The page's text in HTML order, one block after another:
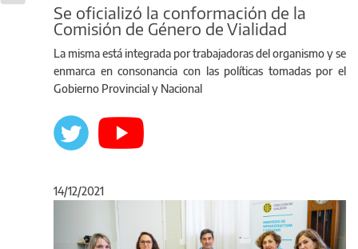
Se oficializó la conformación de la
Comisión de Género de Vialidad
La misma está integrada por trabajadoras del organismo y se
enmarca en consonancia con las políticas tomadas por el
Gobierno Provincial y Nacional
14/12/2021
Anterior